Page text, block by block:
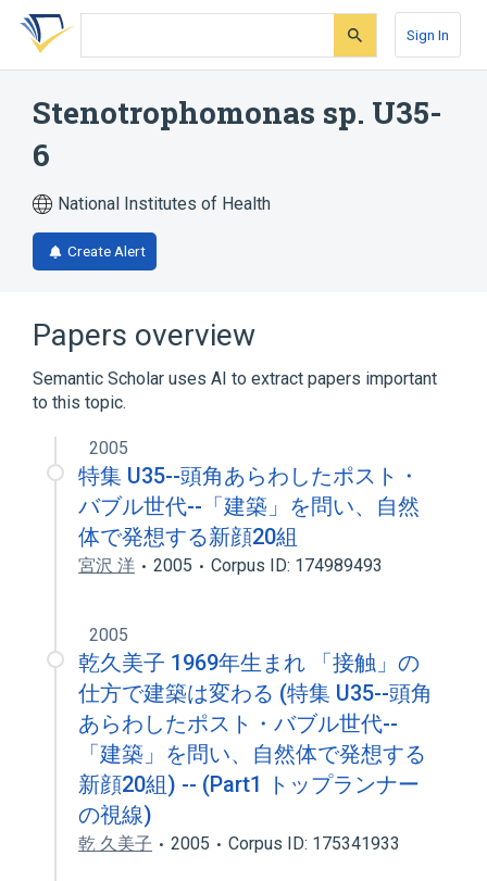
Skip
search
Skip
Skip
account
Sign In
Stenotrophomonas sp. U35-
6
National Institutes of Health
Create Alert
Papers overview
Semantic Scholar uses AI to extract papers important
to this topic.
2005
特集 U35--頭角あらわしたポスト・
バブル世代--「建築」を問い、自然
体で発想する新顔20組
宮沢 洋 2005 Corpus ID: 174989493
2005
乾久美子 1969年生まれ 「接触」の
仕方で建築は変わる (特集 U35--頭角
あらわしたポスト・バブル世代--
「建築」を問い、自然体で発想する
新顔20組) -- (Part1 トップランナー
の視線)
乾 久美子 2005 Corpus ID: 175341933